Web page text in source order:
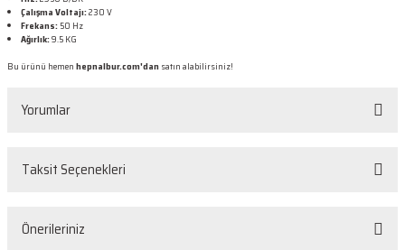
Çalışma Voltajı:230 V
Frekans:50 Hz
Ağırlık:9.5 KG
Bu ürünü hemenhepnalbur.com'dansatın alabilirsiniz!
Yorumlar
Taksit Seçenekleri
Önerileriniz